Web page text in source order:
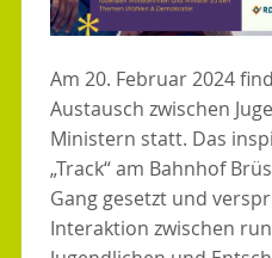
Am 20. Februar 2024
Austausch zwischen
Ministern statt. Das
„Track“ am Bahnhof
Gang gesetzt und
Interaktion zwischen